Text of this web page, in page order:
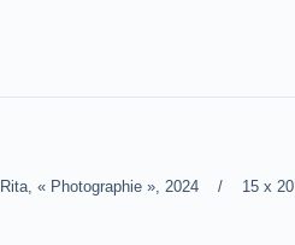
Rita, « Photographie », 2024 / 15 x 20